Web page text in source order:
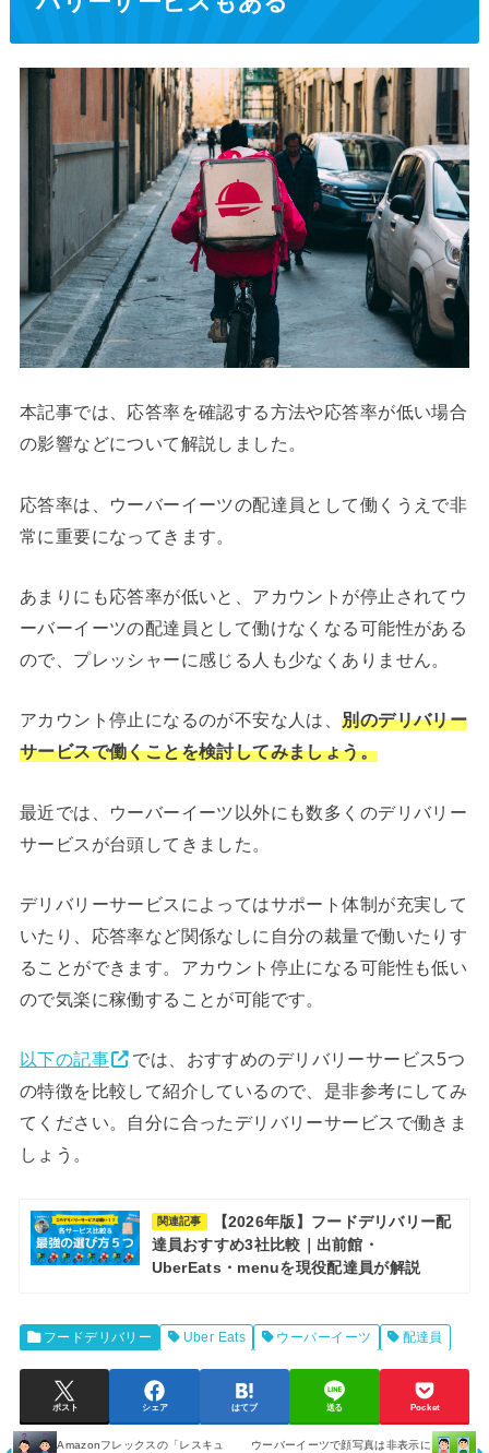
本記事では、応答率を確認する方法や応答率が低い場合
の影響などについて解説しました。
応答率は、ウーバーイーツの配達員として働くうえで非
常に重要になってきます。
あまりにも応答率が低いと、アカウントが停止されてウ
ーバーイーツの配達員として働けなくなる可能性がある
ので、プレッシャーに感じる人も少なくありません。
アカウント停止になるのが不安な人は、別のデリバリー
サービスで働くことを検討してみましょう。
最近では、ウーバーイーツ以外にも数多くのデリバリー
サービスが台頭してきました。
デリバリーサービスによってはサポート体制が充実して
いたり、応答率など関係なしに自分の裁量で働いたりす
ることができます。アカウント停止になる可能性も低い
ので気楽に稼働することが可能です。
以下の記事
では、おすすめのデリバリーサービス5つ
の特徴を比較して紹介しているので、是非参考にしてみ
てください。自分に合ったデリバリーサービスで働きま
しょう。
関連記事
【2026年版】フードデリバリー配
達員おすすめ3社比較｜出前館・
UberEats・menuを現役配達員が解説
フードデリバリー Uber Eats ウーバーイーツ 配達員
ポスト シェア はてブ 送る Pocket
Amazonフレックスの「レスキュ
ウーバーイーツで顔写真は非表示に